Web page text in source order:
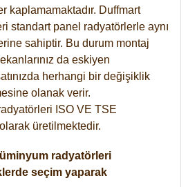
kaplamamaktadır. Duffmart
standart panel radyatörlerle aynı
sahiptir. Bu durum montaj
da eskiyen
herhangi bir değişiklik
olanak verir.
ISO VE TSE
üretilmektedir.
radyatörleri
seçim yaparak